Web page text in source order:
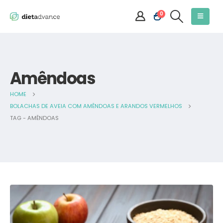
0
Amêndoas
HOME
BOLACHAS DE AVEIA COM AMÊNDOAS E ARANDOS VERMELHOS
TAG - AMÊNDOAS